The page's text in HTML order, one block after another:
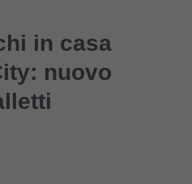
in casa
nuovo